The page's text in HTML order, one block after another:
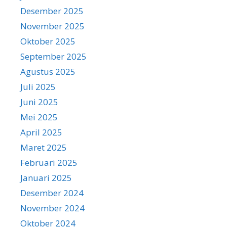
Desember 2025
November 2025
Oktober 2025
September 2025
Agustus 2025
Juli 2025
Juni 2025
Mei 2025
April 2025
Maret 2025
Februari 2025
Januari 2025
Desember 2024
November 2024
Oktober 2024